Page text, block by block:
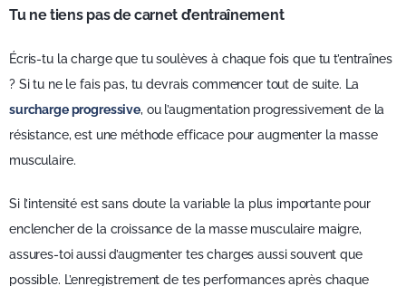
Tu ne tiens pas de carnet d’entraînement
Écris-tu la charge que tu soulèves à chaque fois que tu t’entraînes
? Si tu ne le fais pas, tu devrais commencer tout de suite. La
surcharge progressive, ou l’augmentation progressivement de la
résistance, est une méthode efficace pour augmenter la masse
musculaire.
Si l’intensité est sans doute la variable la plus importante pour
enclencher de la croissance de la masse musculaire maigre,
assures-toi aussi d’augmenter tes charges aussi souvent que
possible. L’enregistrement de tes performances après chaque